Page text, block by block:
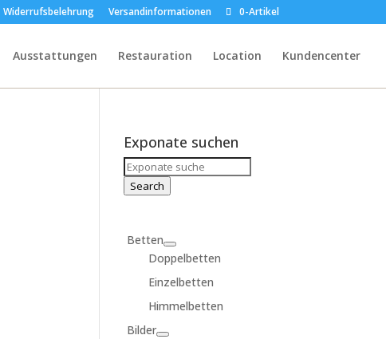
Widerrufsbelehrung Versandinformationen 0-Artikel
Ausstattungen Restauration Location Kundencenter
Exponate suchen
Search
for:
Search
Betten
Doppelbetten
Einzelbetten
Himmelbetten
Bilder